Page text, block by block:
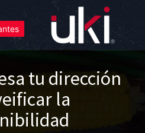
tu dirección
la